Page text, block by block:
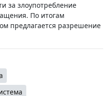
за злоупотребление
По итогам
предлагается разрешение